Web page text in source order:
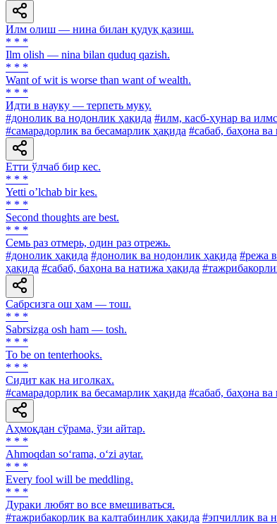
Илм олиш — нина билан қудуқ қазиш.
* * *
Ilm olish — nina bilan quduq qazish.
* * *
Want of wit is worse than want of wealth.
* * *
Идти в науку — терпеть муку.
#донолик ва нодонлик ҳақида #илм, касб-ҳунар ва
#самарадорлик ва бесамарлик ҳақида #сабаб, баҳона
Етти ўлчаб бир кес.
* * *
Yetti oʼlchab bir kes.
* * *
Second thoughts are best.
* * *
Семь раз отмерь, один раз отрежь.
#донолик ҳақида #донолик ва нодонлик ҳақида #режа
ҳақида #сабаб, баҳона ва натижа ҳақида
Сабрсизга ош ҳам — тош.
* * *
Sabrsizga osh ham — tosh.
* * *
To be on tenterhooks.
* * *
Сидит как на иголках.
#самарадорлик ва бесамарлик ҳақида #сабаб, баҳона
Аҳмоқдан сўрама, ўзи айтар.
* * *
Ahmoqdan so‘rama, o‘zi aytar.
* * *
Every fool will be meddling.
* * *
Дураки любят во все вмешиваться.
#тажрибакорлик ва калтабинлик ҳақида #эпчиллик ва